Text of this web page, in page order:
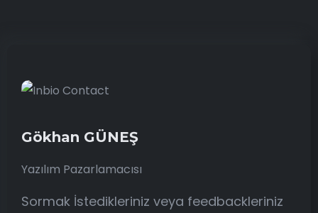
Gökhan GÜNEŞ
Yazılım Pazarlamacısı
Sormak İstedikleriniz veya feedbackleriniz